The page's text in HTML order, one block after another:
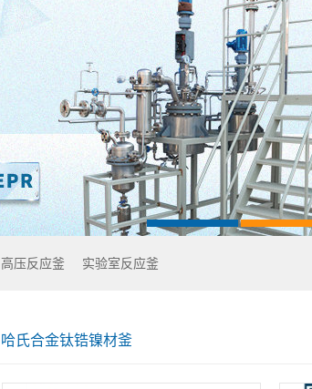
高压反应釜 实验室反应釜
哈氏合金钛锆镍材釜